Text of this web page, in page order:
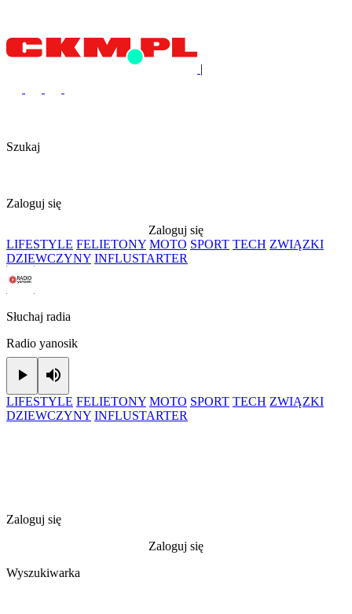
|
Szukaj
Zaloguj się
Zaloguj się
LIFESTYLE FELIETONY MOTO SPORT TECH ZWIĄZKI
DZIEWCZYNY INFLUSTARTER
Słuchaj radia
Radio yanosik
Play
LIFESTYLE FELIETONY MOTO SPORT TECH ZWIĄZKI
DZIEWCZYNY INFLUSTARTER
Zaloguj się
Zaloguj się
Wyszukiwarka